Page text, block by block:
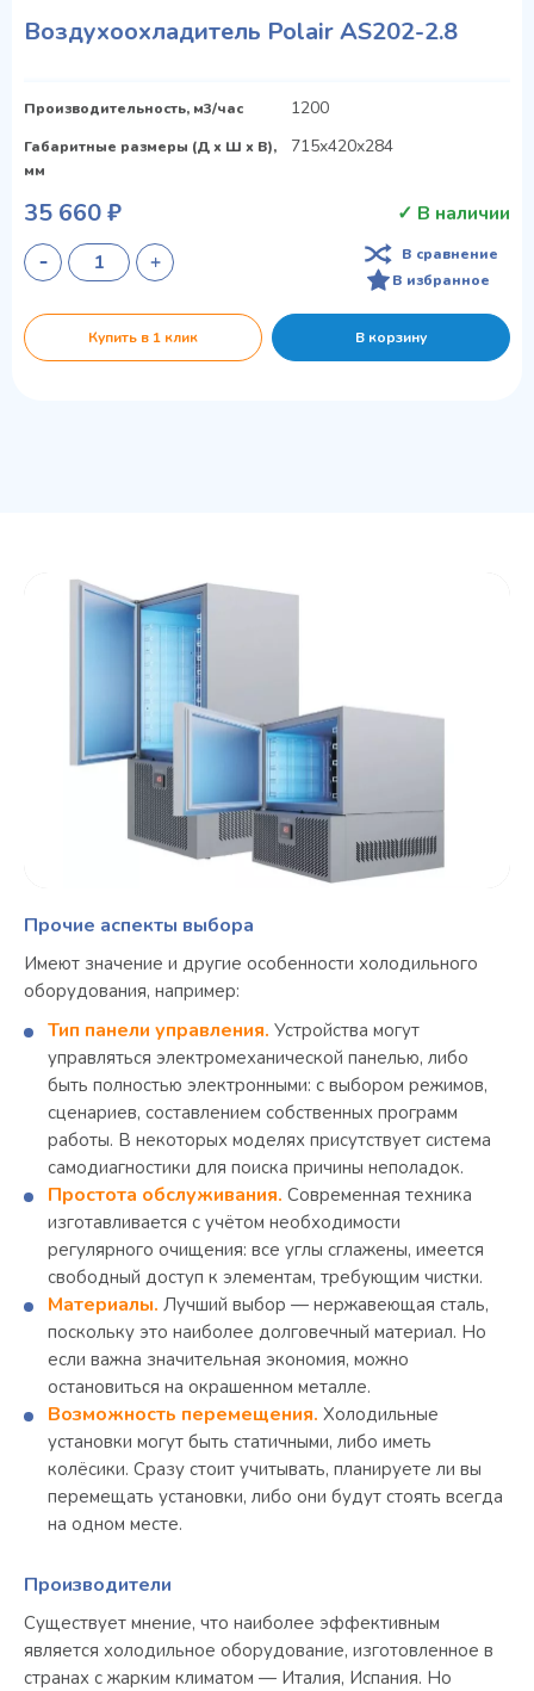
Воздухоохладитель Polair AS202-2.8
Производительность, м3/час 1200
Габаритные размеры (Д х Ш х В),
мм
715x420x284
35 660 ₽ ✓ В наличии
В сравнение
В избранное
Купить в 1 клик В корзину
Прочие аспекты выбора
Имеют значение и другие особенности холодильного
оборудования, например:
Тип панели управления. Устройства могут
управляться электромеханической панелью, либо
быть полностью электронными: с выбором режимов,
сценариев, составлением собственных программ
работы. В некоторых моделях присутствует система
самодиагностики для поиска причины неполадок.
Простота обслуживания. Современная техника
изготавливается с учётом необходимости
регулярного очищения: все углы сглажены, имеется
свободный доступ к элементам, требующим чистки.
Материалы. Лучший выбор — нержавеющая сталь,
поскольку это наиболее долговечный материал. Но
если важна значительная экономия, можно
остановиться на окрашенном металле.
Возможность перемещения. Холодильные
установки могут быть статичными, либо иметь
колёсики. Сразу стоит учитывать, планируете ли вы
перемещать установки, либо они будут стоять всегда
на одном месте.
Производители
Существует мнение, что наиболее эффективным
является холодильное оборудование, изготовленное в
странах с жарким климатом — Италия, Испания. Но